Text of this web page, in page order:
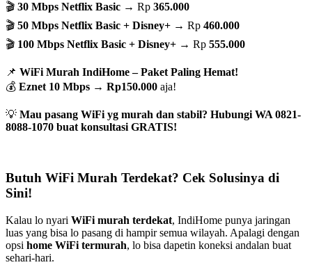
🎬 30 Mbps Netflix Basic → Rp 365.000
🎬 50 Mbps Netflix Basic + Disney+ → Rp 460.000
🎬 100 Mbps Netflix Basic + Disney+ → Rp 555.000
📌 WiFi Murah IndiHome – Paket Paling Hemat!
💰 Eznet 10 Mbps → Rp150.000 aja!
💡 Mau pasang WiFi yg murah dan stabil? Hubungi WA 0821-
8088-1070 buat konsultasi GRATIS!
Butuh WiFi Murah Terdekat? Cek Solusinya di
Sini!
Kalau lo nyari WiFi murah terdekat, IndiHome punya jaringan
luas yang bisa lo pasang di hampir semua wilayah. Apalagi dengan
opsi home WiFi termurah, lo bisa dapetin koneksi andalan buat
sehari-hari.